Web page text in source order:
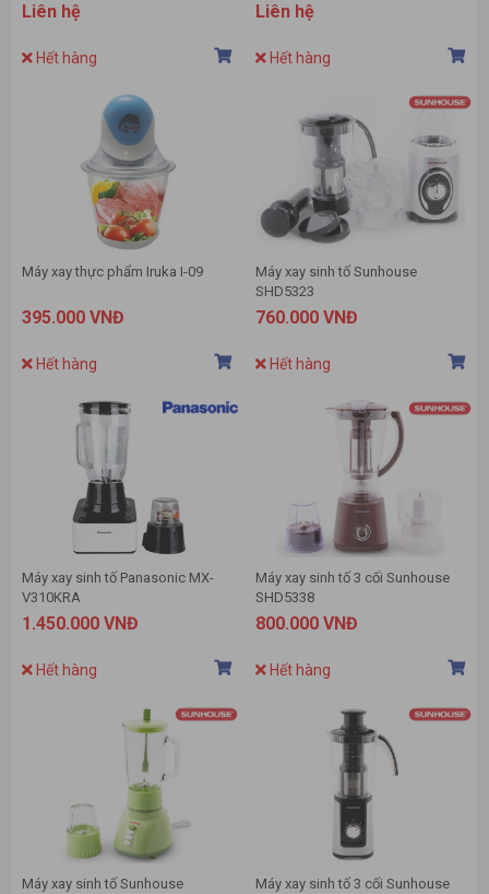
Liên hệ
Hết hàng
Liên hệ
Hết hàng
Máy xay thực phẩm Iruka I-09
395.000 VNĐ
Hết hàng
Máy xay sinh tố Sunhouse
SHD5323
760.000 VNĐ
Hết hàng
Máy xay sinh tố Panasonic MX-
V310KRA
1.450.000 VNĐ
Hết hàng
Máy xay sinh tố 3 cối Sunhouse
SHD5338
800.000 VNĐ
Hết hàng
Máy xay sinh tố Sunhouse
Máy xay sinh tố 3 cối Sunhouse